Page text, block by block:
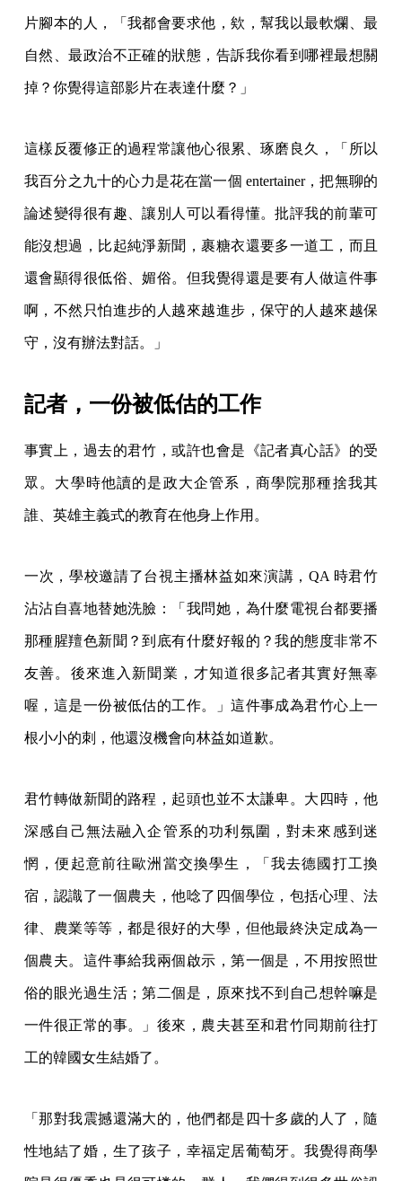
片腳本的人，「我都會要求他，欸，幫我以最軟爛、最
自然、最政治不正確的狀態，告訴我你看到哪裡最想關
掉？你覺得這部影片在表達什麼？」
這樣反覆修正的過程常讓他心很累、琢磨良久，「所以
我百分之九十的心力是花在當一個 entertainer，把無聊的
論述變得很有趣、讓別人可以看得懂。批評我的前輩可
能沒想過，比起純淨新聞，裹糖衣還要多一道工，而且
還會顯得很低俗、媚俗。但我覺得還是要有人做這件事
啊，不然只怕進步的人越來越進步，保守的人越來越保
守，沒有辦法對話。」
記者，一份被低估的工作
事實上，過去的君竹，或許也會是《記者真心話》的受
眾。大學時他讀的是政大企管系，商學院那種捨我其
誰、英雄主義式的教育在他身上作用。
一次，學校邀請了台視主播林益如來演講，QA 時君竹
沾沾自喜地替她洗臉：「我問她，為什麼電視台都要播
那種腥羶色新聞？到底有什麼好報的？我的態度非常不
友善。後來進入新聞業，才知道很多記者其實好無辜
喔，這是一份被低估的工作。」這件事成為君竹心上一
根小小的刺，他還沒機會向林益如道歉。
君竹轉做新聞的路程，起頭也並不太謙卑。大四時，他
深感自己無法融入企管系的功利氛圍，對未來感到迷
惘，便起意前往歐洲當交換學生，「我去德國打工換
宿，認識了一個農夫，他唸了四個學位，包括心理、法
律、農業等等，都是很好的大學，但他最終決定成為一
個農夫。這件事給我兩個啟示，第一個是，不用按照世
俗的眼光過生活；第二個是，原來找不到自己想幹嘛是
一件很正常的事。」後來，農夫甚至和君竹同期前往打
工的韓國女生結婚了。
「那對我震撼還滿大的，他們都是四十多歲的人了，隨
性地結了婚，生了孩子，幸福定居葡萄牙。我覺得商學